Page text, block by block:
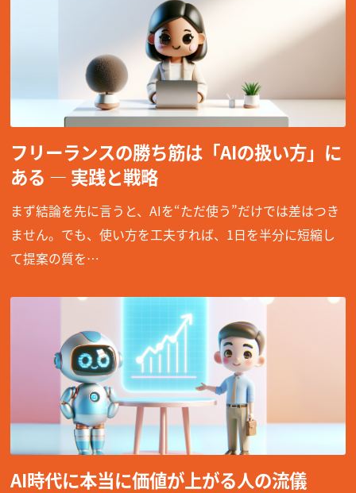
フリーランスの勝ち筋は「AIの扱い方」に
ある — 実践と戦略
まず結論を先に言うと、AIを“ただ使う”だけでは差はつき
ません。でも、使い方を工夫すれば、1日を半分に短縮し
て提案の質を…
AI時代に本当に価値が上がる人の流儀